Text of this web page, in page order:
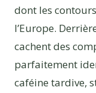
dont les
l’Europe.
cachent des
parfaitement
caféine tardive,